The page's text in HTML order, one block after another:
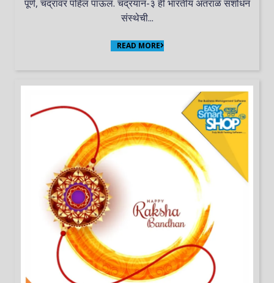
पूर्ण, चंद्रावर पहिलं पाऊल. चंद्रयान-३ ही भारतीय अंतराळ संशोधन
संस्थेची...
READ MORE